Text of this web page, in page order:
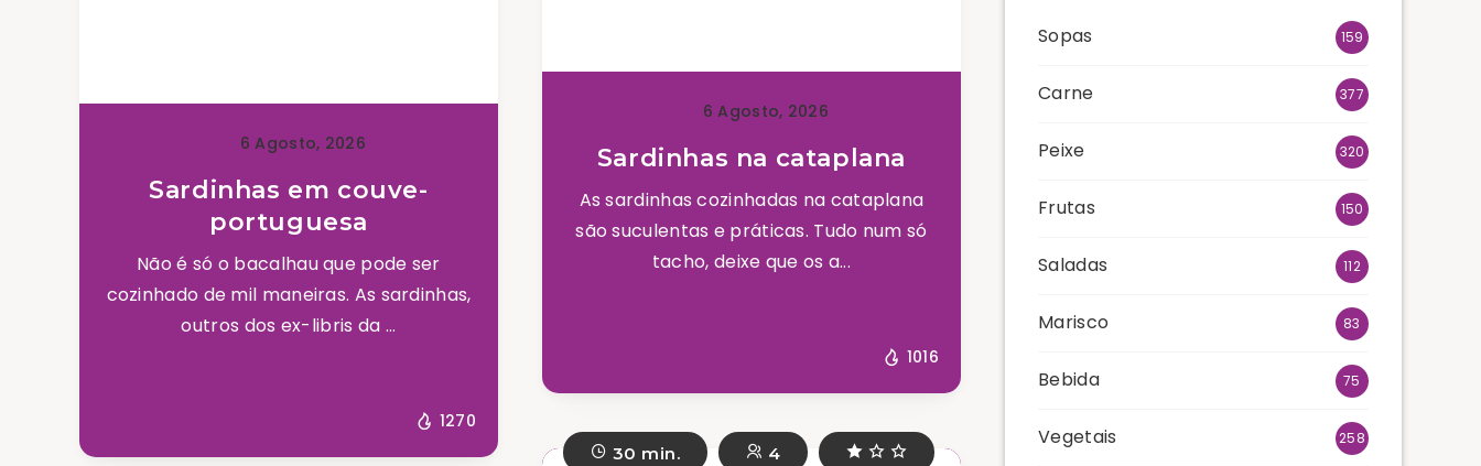
6 Agosto, 2026
Sardinhas em couve-
portuguesa
Não é só o bacalhau que pode ser
cozinhado de mil maneiras. As sardinhas,
outros dos ex-libris da ...
1270
6 Agosto, 2026
Sardinhas na cataplana
As sardinhas cozinhadas na cataplana
são suculentas e práticas. Tudo num só
tacho, deixe que os a...
1016
30 min. 4
Sopas 159
Carne 377
Peixe 320
Frutas 150
Saladas 112
Marisco 83
Bebida 75
Vegetais 258